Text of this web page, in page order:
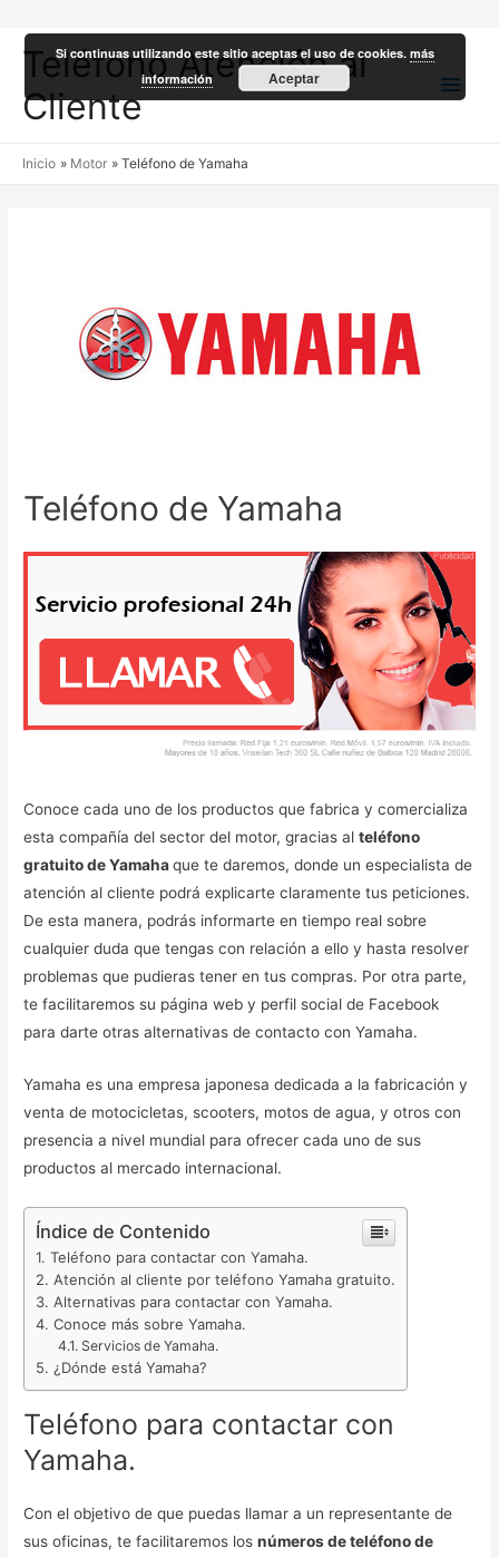
Teléfono Atención al
Cliente
Inicio Motor Teléfono de Yamaha
Teléfono de Yamaha
Conoce cada uno de los productos que fabrica y comercializa
esta compañía del sector del motor, gracias alteléfono
gratuito de Yamahaque te daremos, donde un especialista de
atención al cliente podrá explicarte claramente tus peticiones.
De esta manera, podrás informarte en tiempo real sobre
cualquier duda que tengas con relación a ello y hasta resolver
problemas que pudieras tener en tus compras. Por otra parte,
te facilitaremos su página web y perfil social de Facebook
para darte otras alternativas de contacto con Yamaha.
Yamaha es una empresa japonesa dedicada a la fabricación y
venta de motocicletas, scooters, motos de agua, y otros con
presencia a nivel mundial para ofrecer cada uno de sus
productos al mercado internacional.
Índice de Contenido
Teléfono para contactar con Yamaha.
Atención al cliente por teléfono Yamaha gratuito.
Alternativas para contactar con Yamaha.
Conoce más sobre Yamaha.
Servicios de Yamaha.
¿Dónde está Yamaha?
Teléfono para contactar con
Yamaha.
Con el objetivo de que puedas llamar a un representante de
sus oficinas, te facilitaremos losnúmeros de teléfono de
Si continuas utilizando este sitio aceptas el uso de cookies.más
información
Aceptar